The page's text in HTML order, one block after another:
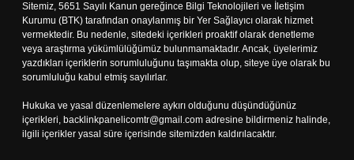
Sitemiz, 5651 Sayılı Kanun gereğince Bilgi Teknolojileri ve İletişim
Kurumu (BTK) tarafından onaylanmış bir Yer Sağlayıcı olarak hizmet
vermektedir. Bu nedenle, sitedeki içerikleri proaktif olarak denetleme
veya araştırma yükümlülüğümüz bulunmamaktadır. Ancak, üyelerimiz
yazdıkları içeriklerin sorumluluğunu taşımakta olup, siteye üye olarak bu
sorumluluğu kabul etmiş sayılırlar.
Hukuka ve yasal düzenlemelere aykırı olduğunu düşündüğünüz
içerikleri, backlinkpanelicomtr@gmail.com adresine bildirmeniz halinde,
ilgili içerikler yasal süre içerisinde sitemizden kaldırılacaktır.